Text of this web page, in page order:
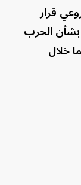
قرار
بشأن الحرب
خلال